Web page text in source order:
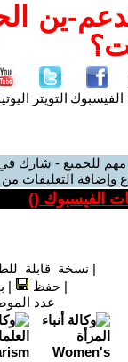
ين
الفيسبوك التويتر
مهم للجميع - شارك
وإضافة التعليقات
الفيسبوك ()
| نسخة قابلة
|حفظ |
عدد